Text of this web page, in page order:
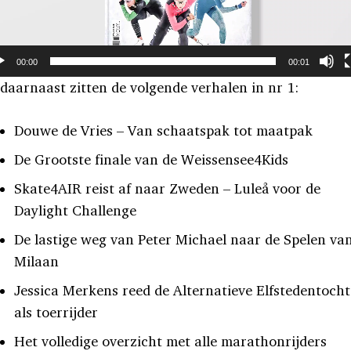
00:00 00:01
zitten de volgende verhalen in nr 1:
Douwe de Vries – Van schaatspak tot maatpak
De Grootste finale van de Weissensee4Kids
Skate4AIR reist af naar Zweden – Luleå voor de
Daylight Challenge
De lastige weg van Peter Michael naar de Spelen
Milaan
Jessica Merkens reed de Alternatieve
als toerrijder
Het volledige overzicht met alle marathonrijders